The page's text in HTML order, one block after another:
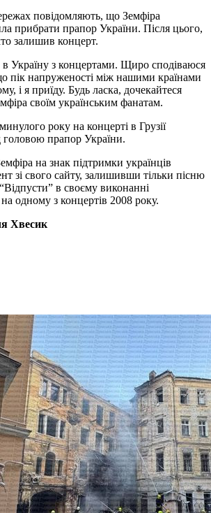
повідомляють, що Земфіра
прибрати прапор України. Після цього,
залишив концерт.
Україну з концертами. Щиро сподіваюся
пік напруженості між нашими країнами
і я приїду. Будь ласка, дочекайтеся
своїм українським фанатам.
року на концерті в Грузії
головою прапор України.
на знак підтримки українців
зі свого сайту, залишивши тільки пісню
в своєму виконанні
одному з концертів 2008 року.
Хвесик